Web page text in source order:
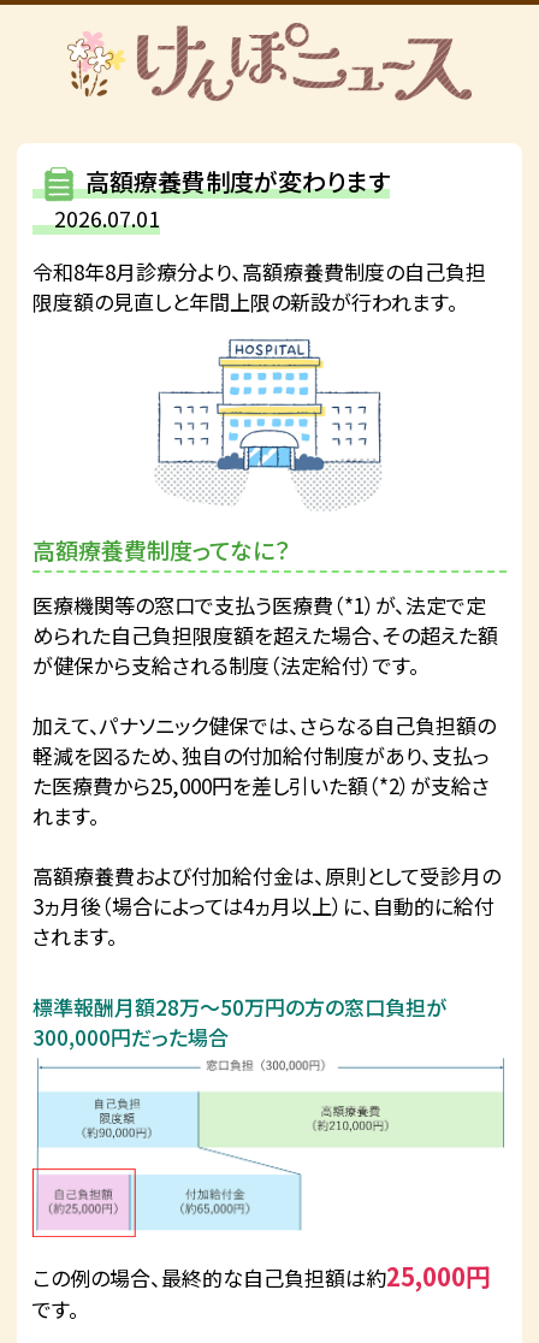
高額療養費制度が変わります
2026.07.01
令和8年8月診療分より、高額療養費制度の自己負担
限度額の見直しと年間上限の新設が行われます。
高額療養費制度ってなに？
医療機関等の窓口で支払う医療費（*1）が、法定で定
められた自己負担限度額を超えた場合、その超えた額
が健保から支給される制度（法定給付）です。
加えて、パナソニック健保では、さらなる自己負担額の
軽減を図るため、独自の付加給付制度があり、支払っ
た医療費から25,000円を差し引いた額（*2）が支給さ
れます。
高額療養費および付加給付金は、原則として受診月の
3ヵ月後（場合によっては4ヵ月以上）に、自動的に給付
されます。
標準報酬月額28万～50万円の方の窓口負担が
300,000円だった場合
この例の場合、最終的な自己負担額は約25,000円
です。